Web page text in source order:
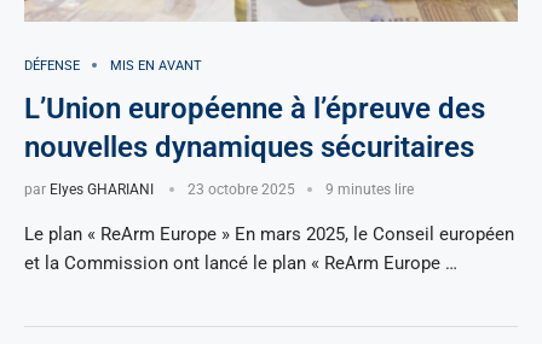
DÉFENSE MIS EN AVANT
L’Union européenne à l’épreuve des
nouvelles dynamiques sécuritaires
par Elyes GHARIANI 23 octobre 2025 9 minutes lire
Le plan « ReArm Europe » En mars 2025, le Conseil européen
et la Commission ont lancé le plan « ReArm Europe …